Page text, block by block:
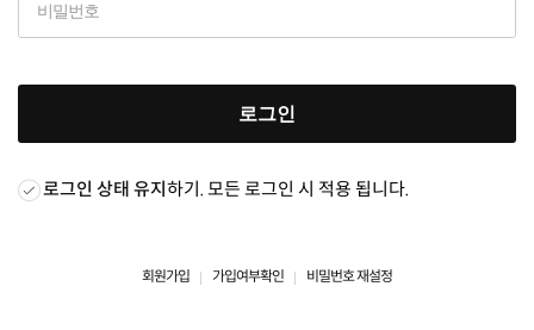
로그인
로그인 상태 유지하기. 모든 로그인 시 적용 됩니다.
회원가입 가입여부확인 비밀번호 재설정